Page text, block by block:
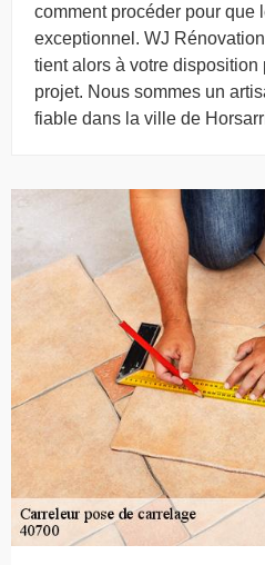
comment procéder pour que
exceptionnel. WJ
tient alors à votre disposition
projet. Nous sommes un
fiable dans la ville de